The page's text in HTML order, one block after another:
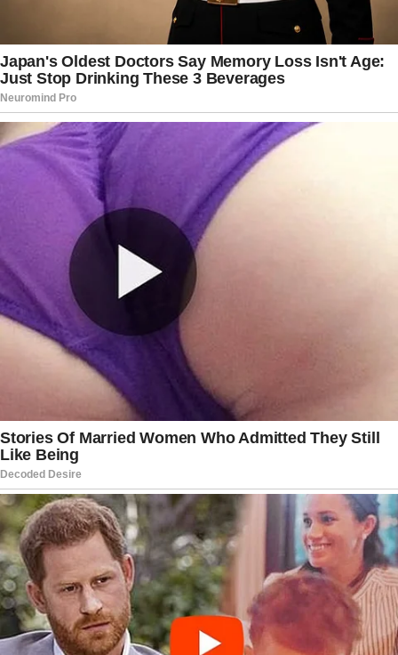
Lemmertz, Regina Duarte, Maitê Proença, Vera
Fischer, Christiane Torloni, Taís Araújo e Julia
Lemmertz deram vida a mulheres fortes, cheias
de contradições, capazes de gestos extremos
em nome dos filhos e do amor.
Novelas como “Por Amor”, “Laços de Família”,
“Mulheres Apaixonadas” e “Páginas da Vida”
marcaram época não apenas pela audiência, mas
pelos debates que provocaram. Maneco falava
de ciúme, perdão, escolhas difíceis e conflitos
familiares com uma naturalidade que fazia o
público se reconhecer. Não por acaso, suas
tramas também abriram espaço para ações
socioeducativas, abordando temas como
inclusão social, saúde e preconceito.
Além das novelas, escreveu minisséries de
grande impacto, como “Presença de Anita” e
“Maysa – Quando Fala o Coração”. Seu último
trabalho na TV foi “Em Família”, exibido em 2014,
encerrando um ciclo de mais de seis décadas
dedicadas à arte.